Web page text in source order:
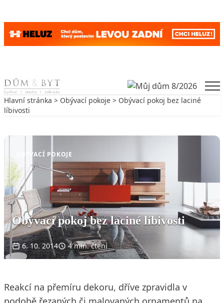
Skip to content
Hlavní stránka > Obývací pokoje > Obývací pokoj bez laciné
líbivosti
OBÝVACÍ POKOJE
Obývací pokoj bez laciné líbivosti
6. 10. 2014 4 min. čtení
Reakcí na přemíru dekoru, dříve zpravidla v